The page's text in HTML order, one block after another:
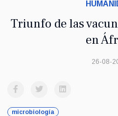
Triunfo de las
en
26-08-
microbiología